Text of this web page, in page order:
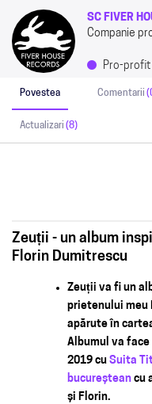
SC FIVER
Companie
Pro-
Povestea Comentarii
Actualizari (8)
Zeuții - un album
Florin Dumitrescu
Zeuții va fi un
prietenului meu
apărute în
Albumul va
2019 cu Suita
bucureștean cu
și Florin.